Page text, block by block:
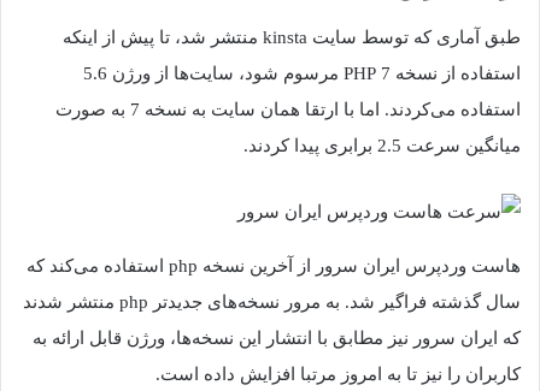
طبق آماری که توسط سایت kinsta منتشر شد، تا پیش از اینکه
استفاده از نسخه 7 PHP مرسوم شود، سایت‌ها از ورژن 5.6
استفاده می‌کردند. اما با ارتقا همان سایت به نسخه 7 به صورت
میانگین سرعت 2.5 برابری پیدا کردند.
هاست وردپرس ایران سرور از آخرین نسخه php استفاده می‌کند که
سال گذشته فراگیر شد. به مرور نسخه‌های جدیدتر php منتشر شدند
که ایران سرور نیز مطابق با انتشار این نسخه‌ها، ورژن قابل ارائه به
کاربران را نیز تا به امروز مرتبا افزایش داده است.